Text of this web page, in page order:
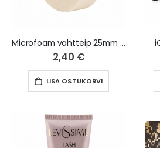
Microfoam vahtteip 25mm x 5m
2,40 €
LISA OSTUKORVI